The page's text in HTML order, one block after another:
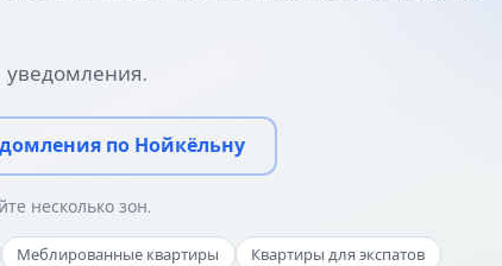
уведомления.
по Нойкёльну
несколько зон.
Меблированные квартиры Квартиры для экспатов